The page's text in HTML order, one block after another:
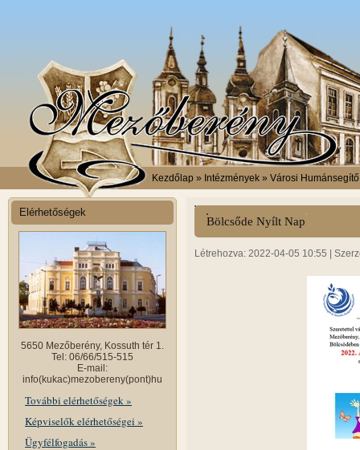
Kezdőlap » Intézmények » Városi
Elérhetőségek
5650 Mezőberény, Kossuth tér 1.
Tel: 06/66/515-515
E-mail:
info(kukac)mezobereny(pont)hu
További elérhetőségek »
Képviselők elérhetőségei »
Ügyfélfogadás »
Bölcsőde Nyílt Nap
Létrehozva: 2022-04-05 10:55 |